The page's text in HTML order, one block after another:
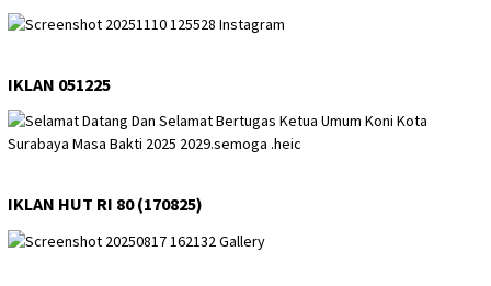
IKLAN 051225
IKLAN HUT RI 80 (170825)